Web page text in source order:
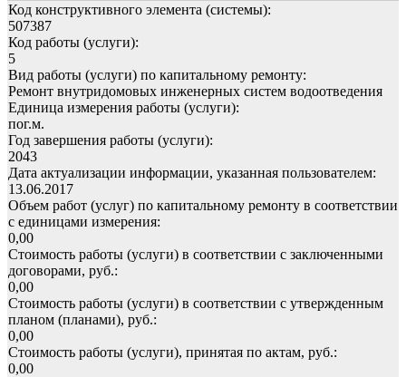
Код конструктивного элемента (системы):
507387
Код работы (услуги):
5
Вид работы (услуги) по капитальному ремонту:
Ремонт внутридомовых инженерных систем водоотведения
Единица измерения работы (услуги):
пог.м.
Год завершения работы (услуги):
2043
Дата актуализации информации, указанная пользователем:
13.06.2017
Объем работ (услуг) по капитальному ремонту в соответствии
с единицами измерения:
0,00
Стоимость работы (услуги) в соответствии с заключенными
договорами, руб.:
0,00
Стоимость работы (услуги) в соответствии с утвержденным
планом (планами), руб.:
0,00
Стоимость работы (услуги), принятая по актам, руб.:
0,00